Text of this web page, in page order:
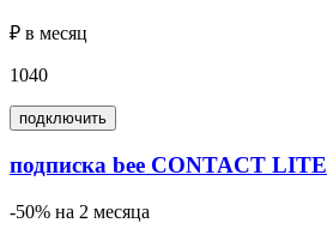
₽ в месяц
1040
подключить
подписка bee CONTACT LITE
-50% на 2 месяца